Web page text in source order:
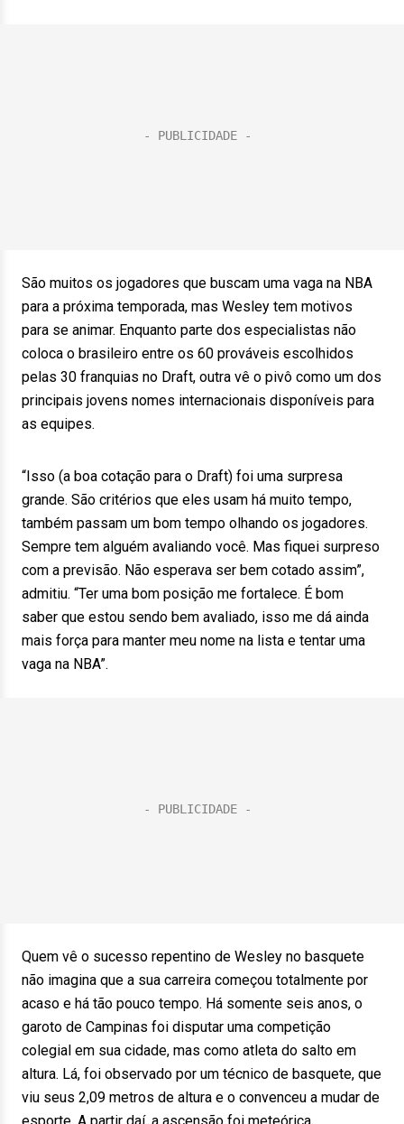
São muitos os jogadores que buscam uma vaga na NBA
para a próxima temporada, mas Wesley tem motivos
para se animar. Enquanto parte dos especialistas não
coloca o brasileiro entre os 60 prováveis escolhidos
pelas 30 franquias no Draft, outra vê o pivô como um dos
principais jovens nomes internacionais disponíveis para
as equipes.
“Isso (a boa cotação para o Draft) foi uma surpresa
grande. São critérios que eles usam há muito tempo,
também passam um bom tempo olhando os jogadores.
Sempre tem alguém avaliando você. Mas fiquei surpreso
com a previsão. Não esperava ser bem cotado assim”,
admitiu. “Ter uma bom posição me fortalece. É bom
saber que estou sendo bem avaliado, isso me dá ainda
mais força para manter meu nome na lista e tentar uma
vaga na NBA”.
Quem vê o sucesso repentino de Wesley no basquete
não imagina que a sua carreira começou totalmente por
acaso e há tão pouco tempo. Há somente seis anos, o
garoto de Campinas foi disputar uma competição
colegial em sua cidade, mas como atleta do salto em
altura. Lá, foi observado por um técnico de basquete, que
viu seus 2,09 metros de altura e o convenceu a mudar de